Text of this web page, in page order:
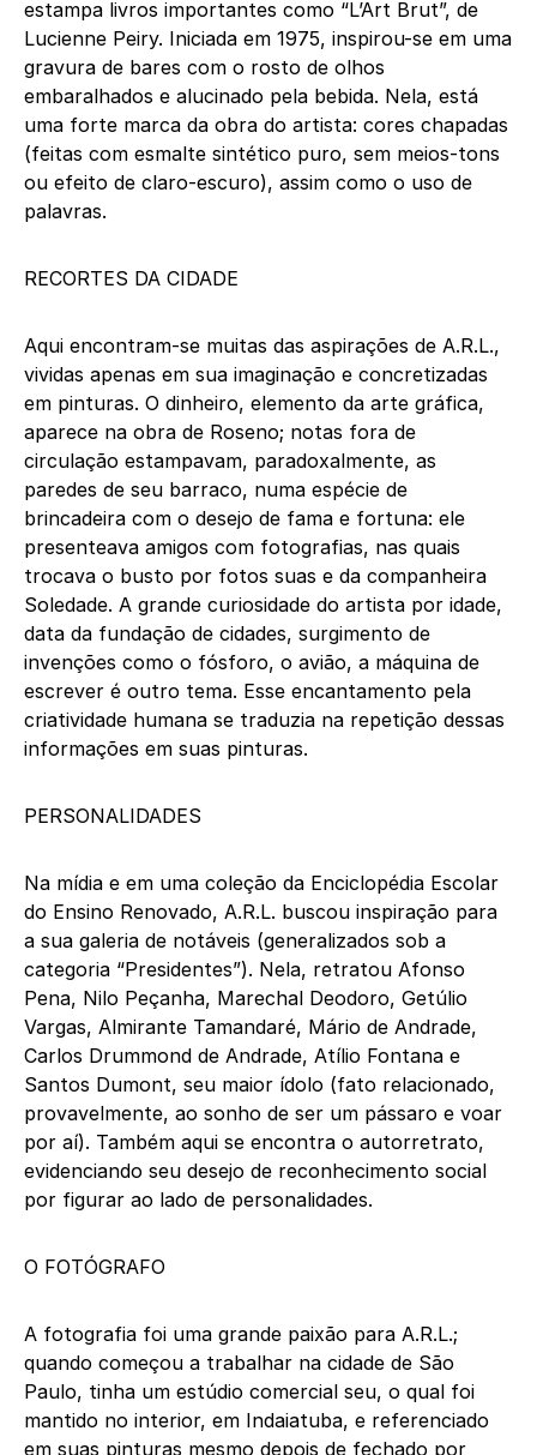
estampa livros importantes como “L’Art Brut”, de
Lucienne Peiry. Iniciada em 1975, inspirou-se em uma
gravura de bares com o rosto de olhos
embaralhados e alucinado pela bebida. Nela, está
uma forte marca da obra do artista: cores chapadas
(feitas com esmalte sintético puro, sem meios-tons
ou efeito de claro-escuro), assim como o uso de
palavras.
RECORTES DA CIDADE
Aqui encontram-se muitas das aspirações de A.R.L.,
vividas apenas em sua imaginação e concretizadas
em pinturas. O dinheiro, elemento da arte gráfica,
aparece na obra de Roseno; notas fora de
circulação estampavam, paradoxalmente, as
paredes de seu barraco, numa espécie de
brincadeira com o desejo de fama e fortuna: ele
presenteava amigos com fotografias, nas quais
trocava o busto por fotos suas e da companheira
Soledade. A grande curiosidade do artista por idade,
data da fundação de cidades, surgimento de
invenções como o fósforo, o avião, a máquina de
escrever é outro tema. Esse encantamento pela
criatividade humana se traduzia na repetição dessas
informações em suas pinturas.
PERSONALIDADES
Na mídia e em uma coleção da Enciclopédia Escolar
do Ensino Renovado, A.R.L. buscou inspiração para
a sua galeria de notáveis (generalizados sob a
categoria “Presidentes”). Nela, retratou Afonso
Pena, Nilo Peçanha, Marechal Deodoro, Getúlio
Vargas, Almirante Tamandaré, Mário de Andrade,
Carlos Drummond de Andrade, Atílio Fontana e
Santos Dumont, seu maior ídolo (fato relacionado,
provavelmente, ao sonho de ser um pássaro e voar
por aí). Também aqui se encontra o autorretrato,
evidenciando seu desejo de reconhecimento social
por figurar ao lado de personalidades.
O FOTÓGRAFO
A fotografia foi uma grande paixão para A.R.L.;
quando começou a trabalhar na cidade de São
Paulo, tinha um estúdio comercial seu, o qual foi
mantido no interior, em Indaiatuba, e referenciado
em suas pinturas mesmo depois de fechado por